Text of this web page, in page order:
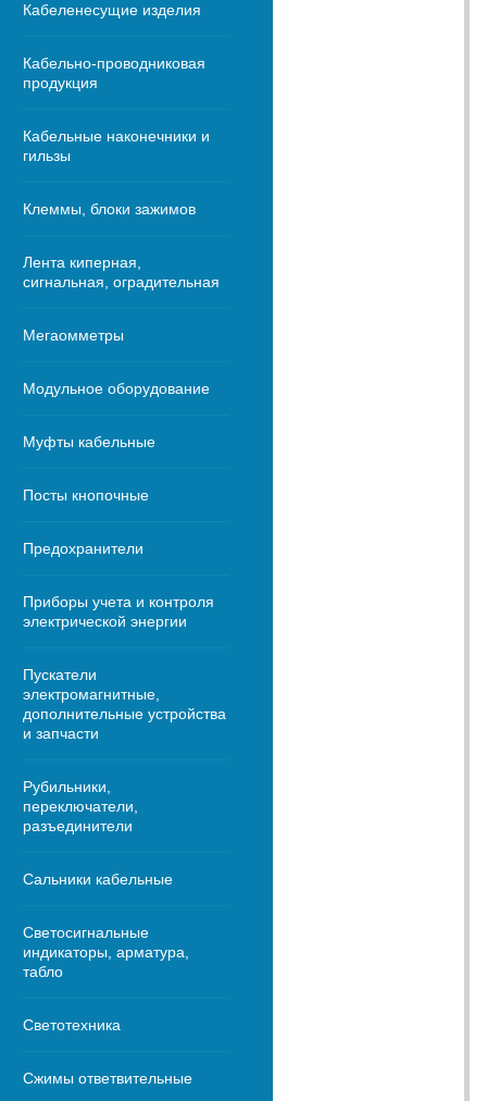
Кабеленесущие изделия
Кабельно-проводниковая
продукция
Кабельные наконечники и
гильзы
Клеммы, блоки зажимов
Лента киперная,
сигнальная, оградительная
Мегаомметры
Модульное оборудование
Муфты кабельные
Посты кнопочные
Предохранители
Приборы учета и контроля
электрической энергии
Пускатели
электромагнитные,
дополнительные устройства
и запчасти
Рубильники,
переключатели,
разъединители
Сальники кабельные
Светосигнальные
индикаторы, арматура,
табло
Светотехника
Сжимы ответвительные